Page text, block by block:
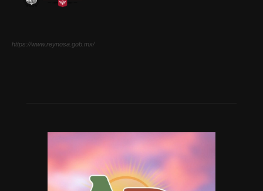
https://www.reynosa.gob.mx/